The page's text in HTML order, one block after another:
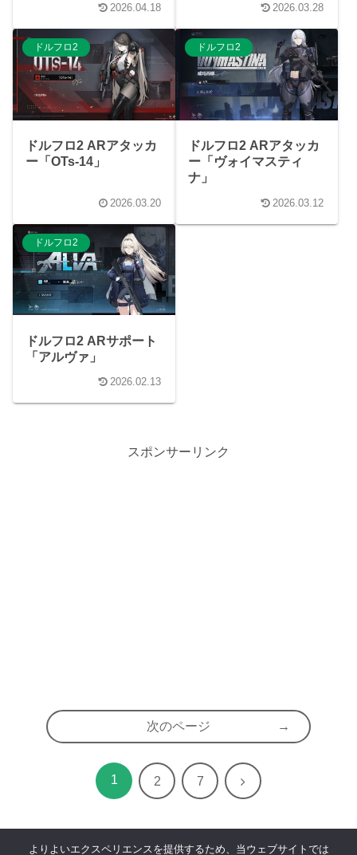
2026.04.18 2026.03.28
ドルフロ2
ドルフロ2 ARアタッカ
ー「OTs-14」
2026.03.20
ドルフロ2
ドルフロ2 ARアタッカ
ー「ヴォイマスティ
ナ」
2026.03.12
ドルフロ2
ドルフロ2 ARサポート
「アルヴァ」
2026.02.13
スポンサーリンク
次のページ
1 2 7 次
よりよいエクスペリエンスを提供するため、当ウェブサイトでは